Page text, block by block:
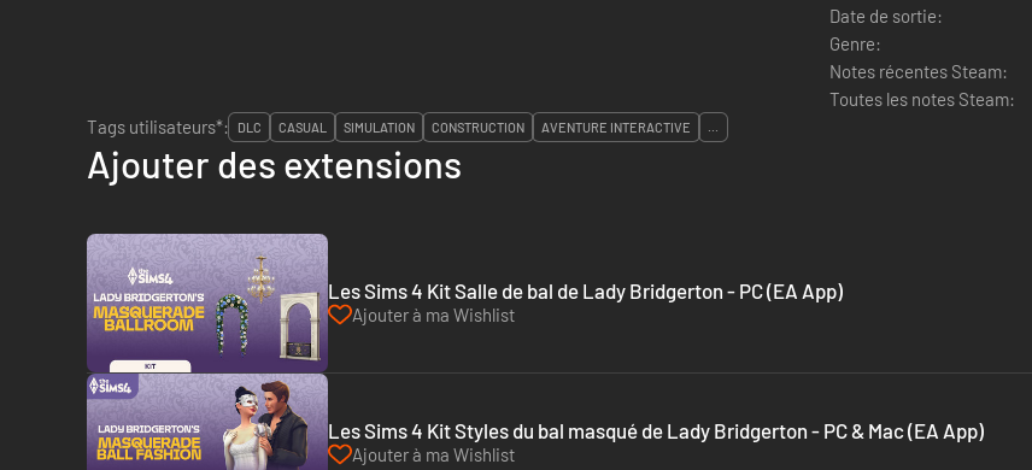
Date de sortie:
Genre:
Notes récentes Steam:
Toutes les notes Steam:
Tags utilisateurs*:
DLC CASUAL SIMULATION CONSTRUCTION AVENTURE INTERACTIVE ...
Ajouter des extensions
Les Sims 4 Kit Salle de bal de Lady Bridgerton - PC (EA App)
Ajouter à ma Wishlist
Les Sims 4 Kit Styles du bal masqué de Lady Bridgerton - PC & Mac (EA App)
Ajouter à ma Wishlist